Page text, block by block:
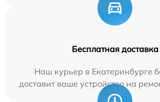
Бесплатная доставка
Наш курьер в Екатеринбурге
доставит ваше устройство на